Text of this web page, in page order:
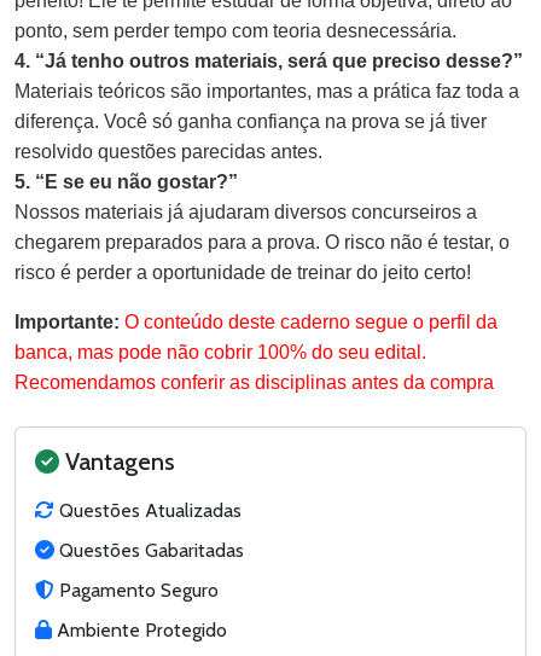
ponto, sem perder tempo com teoria desnecessária.
4. “Já tenho outros materiais, será que preciso desse?”
Materiais teóricos são importantes, mas a prática faz toda a
diferença. Você só ganha confiança na prova se já tiver
resolvido questões parecidas antes.
5. “E se eu não gostar?”
Nossos materiais já ajudaram diversos concurseiros a
chegarem preparados para a prova. O risco não é testar, o
risco é perder a oportunidade de treinar do jeito certo!
Importante: O conteúdo deste caderno segue o perfil da
banca, mas pode não cobrir 100% do seu edital.
Recomendamos conferir as disciplinas antes da compra
Vantagens
Questões Atualizadas
Questões Gabaritadas
Pagamento Seguro
Ambiente Protegido